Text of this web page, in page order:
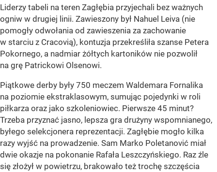
Liderzy tabeli na teren Zagłębia przyjechali bez ważnych
ogniw w drugiej linii. Zawieszony był Nahuel Leiva (nie
pomogły odwołania od zawieszenia za zachowanie
w starciu z Cracovią), kontuzja przekreśliła szanse Petera
Pokornego, a nadmiar żółtych kartoników nie pozwolił
na grę Patrickowi Olsenowi.
Piątkowe derby były 750 meczem Waldemara Fornalika
na poziomie ekstraklasowym, sumując pojedynki w roli
piłkarza oraz jako szkoleniowiec. Pierwsze 45 minut?
Trzeba przyznać jasno, lepsza gra drużyny wspomnianego,
byłego selekcjonera reprezentacji. Zagłębie mogło kilka
razy wyjść na prowadzenie. Sam Marko Poletanović miał
dwie okazje na pokonanie Rafała Leszczyńskiego. Raz źle
się złożył w powietrzu, brakowało też trochę szczęścia